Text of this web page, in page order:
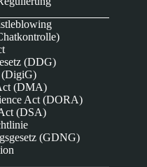
(DDG)
(DigiG)
(DMA)
Act (DORA)
(DSA)
(GDNG)